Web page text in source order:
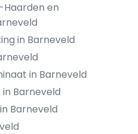
en
in Barneveld
in Barneveld
Barneveld
Barneveld